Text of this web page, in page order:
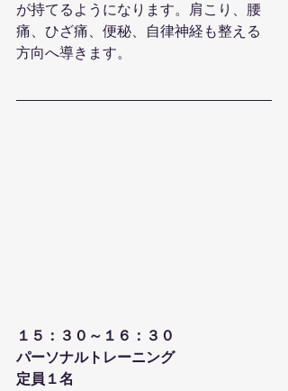
が持てるようになります。肩こり、腰
痛、ひざ痛、便秘、自律神経も整える
方向へ導きます。
１５：３０～１６：３０
パーソナルトレーニング
定員１名